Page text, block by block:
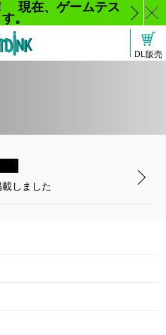
現在、ゲームテス
。
じ
る
DL販売
しました